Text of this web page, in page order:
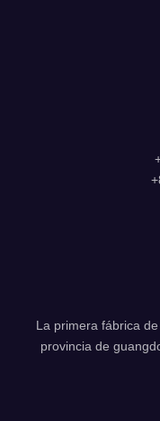
La primera fábrica
provincia de